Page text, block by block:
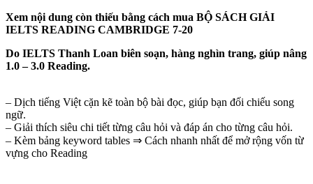
Xem nội dung còn thiếu bằng cách mua BỘ SÁCH GIẢI
IELTS READING CAMBRIDGE 7-20
Do IELTS Thanh Loan biên soạn, hàng nghìn trang, giúp nâng
1.0 – 3.0 Reading.
– Dịch tiếng Việt cặn kẽ toàn bộ bài đọc, giúp bạn đối chiếu song
ngữ.
– Giải thích siêu chi tiết từng câu hỏi và đáp án cho từng câu hỏi.
– Kèm bảng keyword tables ⇒ Cách nhanh nhất để mở rộng vốn từ
vựng cho Reading